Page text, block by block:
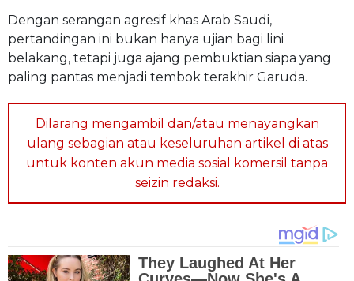
Dengan serangan agresif khas Arab Saudi,
pertandingan ini bukan hanya ujian bagi lini
belakang, tetapi juga ajang pembuktian siapa yang
paling pantas menjadi tembok terakhir Garuda.
Dilarang mengambil dan/atau menayangkan
ulang sebagian atau keseluruhan artikel di atas
untuk konten akun media sosial komersil tanpa
seizin redaksi.